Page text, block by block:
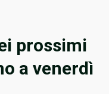
prossimi
a venerdì